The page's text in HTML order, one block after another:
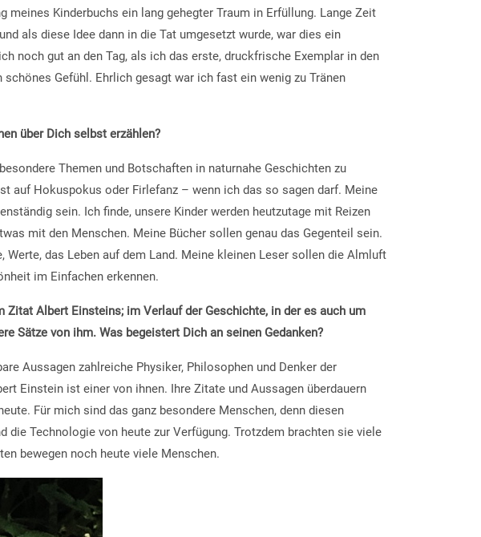
meines Kinderbuchs ein lang gehegter Traum in Erfüllung. Lange Zeit
als diese Idee dann in die Tat umgesetzt wurde, war dies ein
noch gut an den Tag, als ich das erste, druckfrische Exemplar in den
Gefühl. Ehrlich gesagt war ich fast ein wenig zu Tränen
über Dich selbst erzählen?
Themen und Botschaften in naturnahe Geschichten zu
auf Hokuspokus oder Firlefanz – wenn ich das so sagen darf. Meine
sein. Ich finde, unsere Kinder werden heutzutage mit Reizen
mit den Menschen. Meine Bücher sollen genau das Gegenteil sein.
Werte, das Leben auf dem Land. Meine kleinen Leser sollen die Almluft
im Einfachen erkennen.
Zitat Albert Einsteins; im Verlauf der Geschichte, in der es auch um
Sätze von ihm. Was begeistert Dich an seinen Gedanken?
Aussagen zahlreiche Physiker, Philosophen und Denker der
Einstein ist einer von ihnen. Ihre Zitate und Aussagen überdauern
Für mich sind das ganz besondere Menschen, denn diesen
die Technologie von heute zur Verfügung. Trotzdem brachten sie viele
bewegen noch heute viele Menschen.